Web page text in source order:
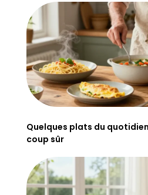
Quelques plats du
coup sûr